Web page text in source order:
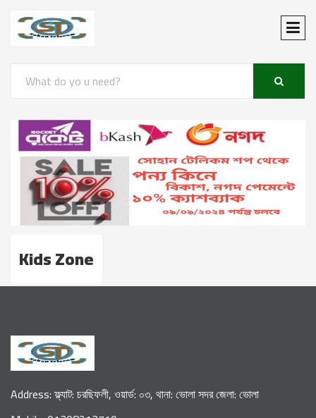
Kids Zone
Address: ফ্ল্যাট: চরছিফলী, ওয়ার্ড: ০৩, থানা: ভোলা সদর জেলা: ভোলা